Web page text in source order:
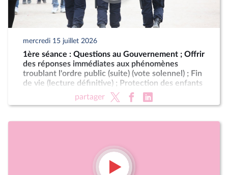
mercredi 15 juillet 2026
1ère séance : Questions au Gouvernement ; Offrir
des réponses immédiates aux phénomènes
troublant l'ordre public (suite) (vote solennel) ; Fin
de vie (lecture définitive) ; Protection des enfants
partager